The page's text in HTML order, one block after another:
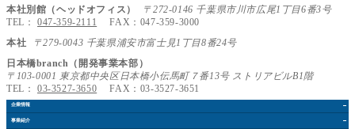
本社別館（ヘッドオフィス）
〒272-0146 千葉県市川市広尾1丁目6番3号
TEL： 047-359-2111 FAX：047-359-3000
本社
〒279-0043 千葉県浦安市富士見1丁目8番24号
日本橋branch（開発事業本部）
〒103-0001 東京都中央区日本橋小伝馬町７番13号 ストリアビルB1階
TEL： 03-3527-3650 FAX：03-3527-3651
企業情報
事業紹介